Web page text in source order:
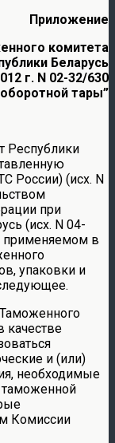
Приложение
комитета
Беларусь
г. N 02-32/630
тары”
Республики
России) (исх. N
при
(исх. N 04-
применяемом в
упаковки и
Таможенного
качестве
и (или)
необходимые
таможенной
Комиссии